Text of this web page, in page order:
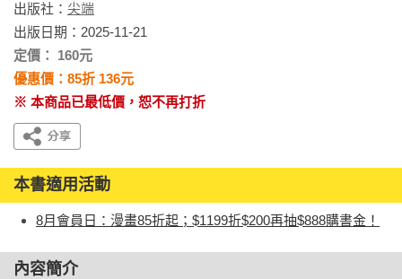
出版社： 尖端
出版日期：2025-11-21
定價： 160元
優惠價：85折 136元
※ 本商品已最低價，恕不再打折
本書適用活動
8月會員日：漫畫85折起；$1199折$200再抽$888購書金！
內容簡介